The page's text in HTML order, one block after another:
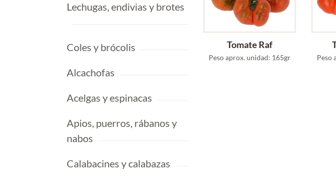
Lechugas, endivias y brotes
Coles y brócolis
Alcachofas
Acelgas y espinacas
Apios, puerros, rábanos y
nabos
Calabacines y calabazas
Tomate Raf
Peso aprox. unidad: 165gr Peso